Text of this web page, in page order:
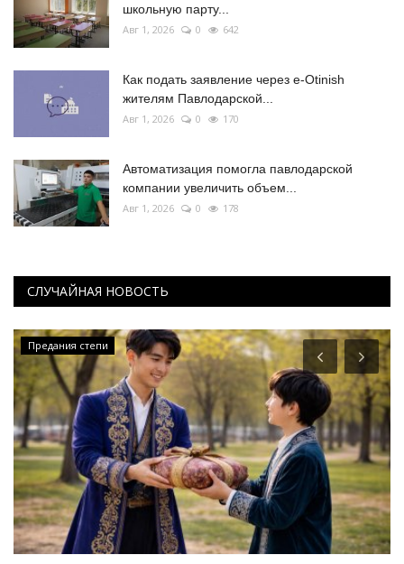
школьную парту...
Авг 1, 2026 0 642
Как подать заявление через e-Otinish
жителям Павлодарской...
Авг 1, 2026 0 170
Автоматизация помогла павлодарской
компании увеличить объем...
Авг 1, 2026 0 178
СЛУЧАЙНАЯ НОВОСТЬ
Предания степи